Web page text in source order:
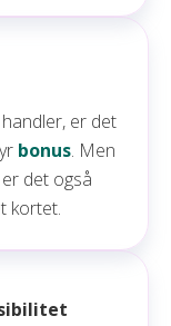
er det
bonus. Men
det også
kortet.